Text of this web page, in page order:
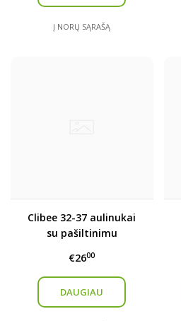
Į NORŲ SĄRAŠĄ
Clibee 32-37 aulinukai
su pašiltinimu
€2600
DAUGIAU